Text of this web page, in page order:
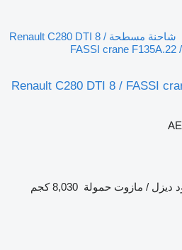
شاحنة مسطحة Renault C280 DTI 8 /
FASSI crane F135A.22
Renault C280 DTI 8 / FASSI
ديزل / مازوت حمولة 8,030 كجم